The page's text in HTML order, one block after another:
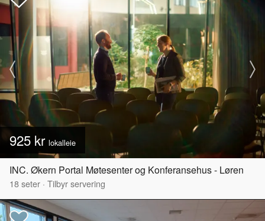
925 kr lokalleie
INC. Økern Portal Møtesenter og Konferansehus - Løren
18seter · Tilbyr servering